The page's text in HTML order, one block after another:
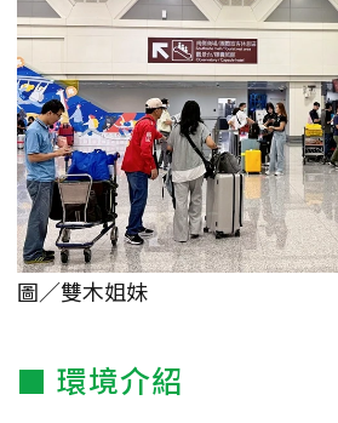
圖／雙木姐妹
■ 環境介紹